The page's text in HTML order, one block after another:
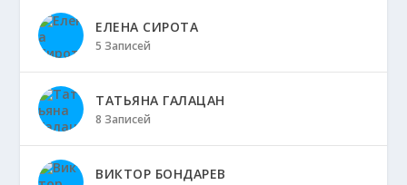
ЕЛЕНА СИРОТА
5 Записей
ТАТЬЯНА ГАЛАЦАН
8 Записей
ВИКТОР БОНДАРЕВ